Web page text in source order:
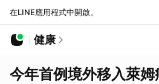
在LINE應用程式中開啟。
健康
今年首例境外移入萊